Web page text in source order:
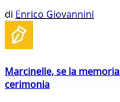
di Enrico Giovannini
Marcinelle, se la
cerimonia